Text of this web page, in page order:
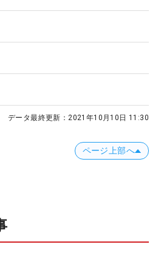
データ最終更新：2021年10月10日 11:30
ページ上部へ